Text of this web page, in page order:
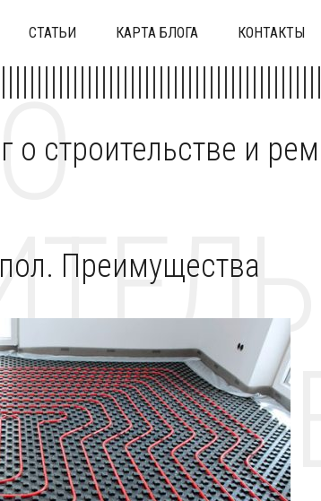
СТАТЬИ КАРТА БЛОГА КОНТАКТЫ
о строительстве и
Преимущества